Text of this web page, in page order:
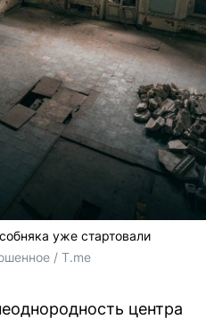
уже стартовали
/ T.me
центра